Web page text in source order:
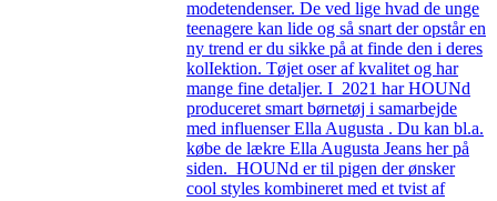
modetendenser. De ved lige hvad de unge
teenagere kan lide og så snart der opstår en
ny trend er du sikke på at finde den i deres
kolIektion. Tøjet oser af kvalitet og har
mange fine detaljer. I 2021 har HOUNd
produceret smart børnetøj i samarbejde
med influenser Ella Augusta . Du kan bl.a.
købe de lækre Ella Augusta Jeans her på
siden. HOUNd er til pigen der ønsker
cool styles kombineret med et tvist af